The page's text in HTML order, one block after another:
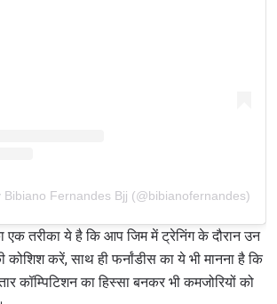
Bibiano Fernandes Bjj (@bibianofernandes)
एक तरीका ये है कि आप जिम में ट्रेनिंग के दौरान उन
कोशिश करें, साथ ही फर्नांडीस का ये भी मानना है कि
कॉम्पिटिशन का हिस्सा बनकर भी कमजोरियों को